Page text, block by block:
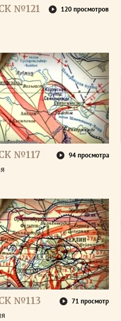
№121 120 просмотров
№117 94 просмотра
№113 71 просмотр